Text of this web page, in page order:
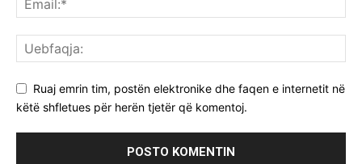
Ruaj emrin tim, postën elektronike dhe faqen e internetit në
këtë shfletues për herën tjetër që komentoj.